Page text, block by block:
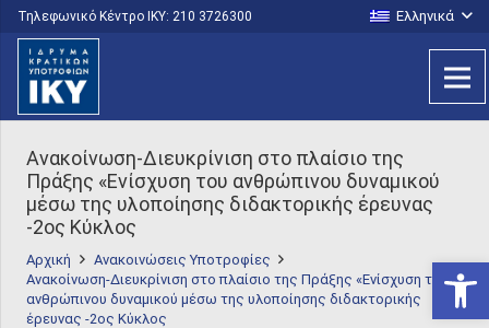
Τηλεφωνικό Κέντρο IKY: 210 3726300 Ελληνικά
Ανακοίνωση-Διευκρίνιση στο πλαίσιο της
Πράξης «Ενίσχυση του ανθρώπινου δυναμικού
μέσω της υλοποίησης διδακτορικής έρευνας
-2ος Κύκλος
Αρχική
Ανακοινώσεις Υποτροφίες
Ανακοίνωση-Διευκρίνιση στο πλαίσιο της Πράξης «Ενίσχυση του
ανθρώπινου δυναμικού μέσω της υλοποίησης διδακτορικής
έρευνας -2ος Κύκλος